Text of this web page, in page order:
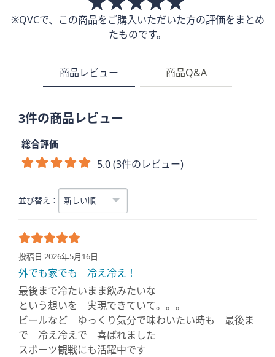
※QVCで、この商品をご購入いただいた方の評価をまとめ
たものです。
商品レビュー 商品Q&A
3件の商品レビュー
総合評価
5.0 (3件のレビュー)
並び替え：
投稿日 2026年5月16日
外でも家でも 冷え冷え！
最後まで冷たいまま飲みたいな
という想いを 実現できていて。。。
ビールなど ゆっくり気分で味わいたい時も 最後ま
で 冷え冷えで 喜ばれました
スポーツ観戦にも活躍中です